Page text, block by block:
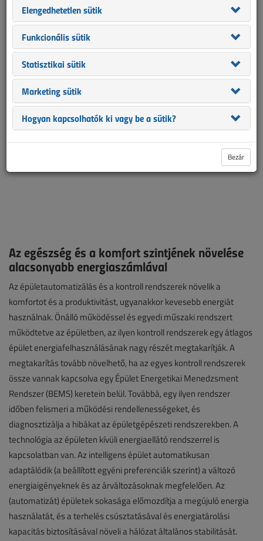
nagyon költséghatékonyak, a nyereség 9-szer nagyobb lehet,
mint a költségek. Továbbá, pl. az épülethéjazat
energiahatékonyságának növelésével (szigetelés) ellentétben,
alkalmazása nem jár jelentős rombolással, beavatkozással az
épületstruktúrába.
Az egészség és a komfort szintjének növelése
alacsonyabb energiaszámlával
Az épületautomatizálás és a kontroll rendszerek növelik a
komfortot és a produktivitást, ugyanakkor kevesebb energiát
használnak. Önálló működéssel és egyedi műszaki rendszert
működtetve az épületben, az ilyen kontroll rendszerek egy átlagos
épület energiafelhasználásának nagy részét megtakarítják. A
megtakarítás tovább növelhető, ha az egyes kontroll rendszerek
össze vannak kapcsolva egy Épület Energetikai Menedzsment
Rendszer (BEMS) keretein belül. Továbbá, egy ilyen rendszer
időben felismeri a működési rendellenességeket, és
diagnosztizálja a hibákat az épületgépészeti rendszerekben. A
technológia az épületen kívüli energiaellátó rendszerrel is
kapcsolatban van. Az intelligens épület automatikusan
adaptálódik (a beállított egyéni preferenciák szerint) a változó
energiaigényeknek és az árváltozásoknak megfelelően. Az
(automatizát) épületek sokasága előmozdítja a megújuló energia
használatát, és a terhelés csúsztatásával és energiatárolási
kapacitás biztosításával növeli a hálózat általános stabilitását.
Elengedhetetlen sütik
Funkcionális sütik
Statisztikai sütik
Marketing sütik
Hogyan kapcsolhatók ki vagy be a sütik?
Bezár